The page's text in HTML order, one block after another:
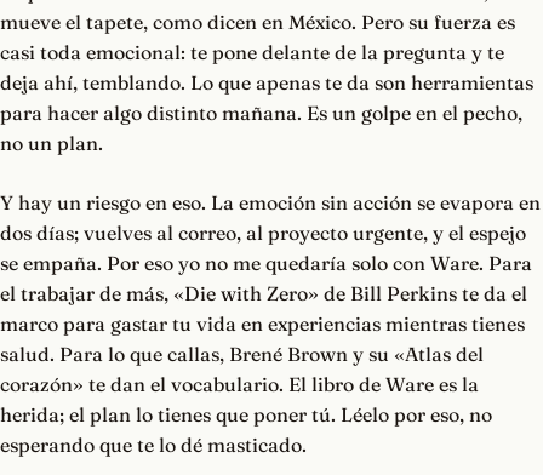
mueve el tapete, como dicen en México. Pero su fuerza es
casi toda emocional: te pone delante de la pregunta y te
deja ahí, temblando. Lo que apenas te da son herramientas
para hacer algo distinto mañana. Es un golpe en el pecho,
no un plan.
Y hay un riesgo en eso. La emoción sin acción se evapora en
dos días; vuelves al correo, al proyecto urgente, y el espejo
se empaña. Por eso yo no me quedaría solo con Ware. Para
el trabajar de más, «Die with Zero» de Bill Perkins te da el
marco para gastar tu vida en experiencias mientras tienes
salud. Para lo que callas, Brené Brown y su «Atlas del
corazón» te dan el vocabulario. El libro de Ware es la
herida; el plan lo tienes que poner tú. Léelo por eso, no
esperando que te lo dé masticado.